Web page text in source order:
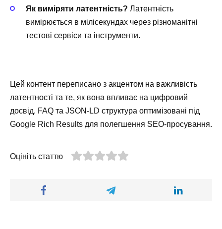
Як виміряти латентність? Латентність
вимірюється в мілісекундах через різноманітні
тестові сервіси та інструменти.
Цей контент переписано з акцентом на важливість
латентності та те, як вона впливає на цифровий
досвід. FAQ та JSON-LD структура оптимізовані під
Google Rich Results для полегшення SEO-просування.
Оцініть статтю